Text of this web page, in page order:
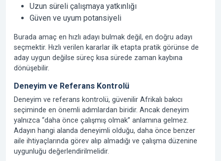
Uzun süreli çalışmaya yatkınlığı
Güven ve uyum potansiyeli
Burada amaç en hızlı adayı bulmak değil, en doğru adayı
seçmektir. Hızlı verilen kararlar ilk etapta pratik görünse de
aday uygun değilse süreç kısa sürede zaman kaybına
dönüşebilir.
Deneyim ve Referans Kontrolü
Deneyim ve referans kontrolü, güvenilir Afrikalı bakıcı
seçiminde en önemli adımlardan biridir. Ancak deneyim
yalnızca “daha önce çalışmış olmak” anlamına gelmez.
Adayın hangi alanda deneyimli olduğu, daha önce benzer
aile ihtiyaçlarında görev alıp almadığı ve çalışma düzenine
uygunluğu değerlendirilmelidir.